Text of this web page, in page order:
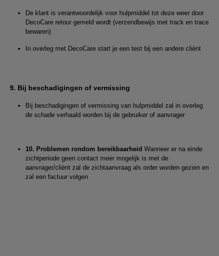
De klant is verantwoordelijk voor hulpmiddel tot deze weer door
DecoCare retour gemeld wordt (verzendbewijs met track en trace
bewaren)
In overleg met DecoCare start je een test bij een andere cliënt
9. Bij beschadigingen of vermissing
Bij beschadigingen of vermissing van hulpmiddel zal in overleg
de schade verhaald worden bij de gebruiker of aanvrager
10. Problemen rondom bereikbaarheid Wanneer er na einde
zichtperiode geen contact meer mogelijk is met de
aanvrager/cliënt zal de zichtaanvraag als order worden gezien en
zal een factuur volgen